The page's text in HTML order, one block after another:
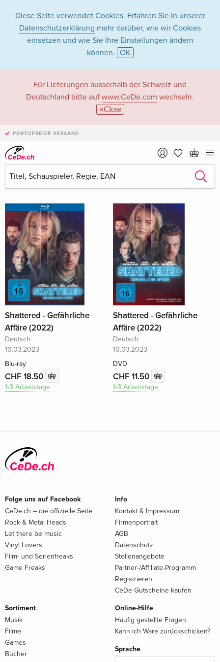
Diese Seite verwendet Cookies. Erfahren Sie in unserer
Datenschutzerklärung mehr darüber, wie wir Cookies
einsetzen und wie Sie Ihre Einstellungen ändern
können. OK
Für Lieferungen ausserhalb der Schweiz und
Deutschland bitte auf www.CeDe.com wechseln.
Close
PORTOFREIER VERSAND
Dat Phan in Filme -
Alle Formate
Dat Phan als Schauspieler/in
Alle 4 Treffer anzeigen
Shattered - Gefährliche
Affäre (2022)
Deutsch
10.03.2023
Blu-ray
CHF 18.50
1-3 Arbeitstage
Shattered - Gefährliche
Affäre (2022)
Deutsch
10.03.2023
DVD
CHF 11.50
1-3 Arbeitstage
Folge uns auf Facebook
CeDe.ch – die offizielle Seite
Rock & Metal Heads
Let there be music
Vinyl Lovers
Film- und Serienfreaks
Game Freaks
Info
Kontakt & Impressum
Firmenportrait
AGB
Datenschutz
Stellenangebote
Partner-/Affiliate-Programm
Registrieren
CeDe Gutscheine kaufen
Sortiment
Musik
Filme
Games
Bücher
Online-Hilfe
Häufig gestellte Fragen
Kann ich Ware zurückschicken?
Sprache